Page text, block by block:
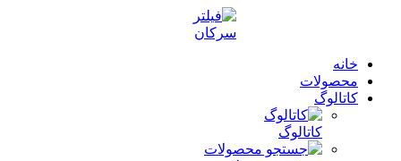
خانه
محصولات
کاتالوگ
کاتالوگ